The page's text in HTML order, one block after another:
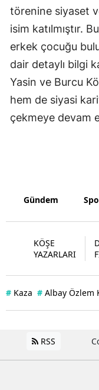
törenine siyaset
isim katılmıştır.
erkek çocuğu
dair detaylı bilgi
Yasin ve Burcu
hem de siyasi
çekmeye devam
Gündem
KÖŞE
YAZARLARI
# Kaza # Albay Özlem
RSS